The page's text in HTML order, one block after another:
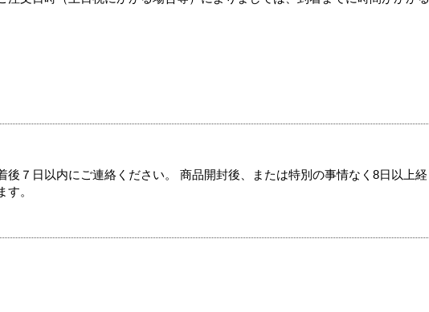
後７日以内にご連絡ください。 商品開封後、または特別の事情なく8日以上経
。